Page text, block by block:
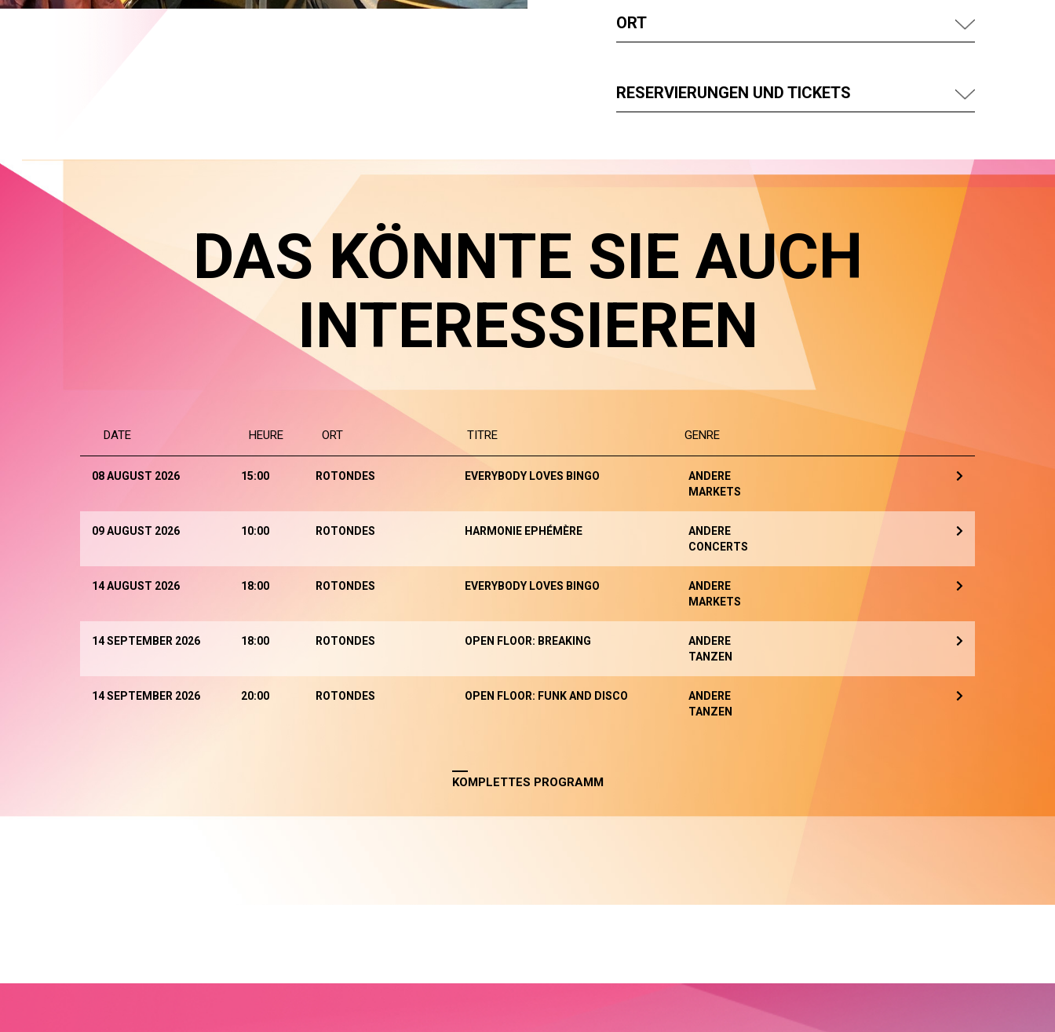
ORT
RESERVIERUNGEN UND TICKETS
DAS KÖNNTE SIE AUCH
INTERESSIEREN
DATE HEURE ORT TITRE GENRE
08 AUGUST 2026 15:00 ROTONDES EVERYBODY LOVES BINGO
ANDERE
MARKETS
09 AUGUST 2026 10:00 ROTONDES HARMONIE EPHÉMÈRE
ANDERE
CONCERTS
14 AUGUST 2026 18:00 ROTONDES EVERYBODY LOVES BINGO
ANDERE
MARKETS
14 SEPTEMBER 2026 18:00 ROTONDES OPEN FLOOR: BREAKING
ANDERE
TANZEN
14 SEPTEMBER 2026 20:00 ROTONDES OPEN FLOOR: FUNK AND DISCO
ANDERE
TANZEN
KOMPLETTES PROGRAMM